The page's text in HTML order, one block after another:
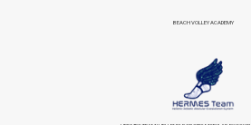
BEACH VOLLEY ACADEMY